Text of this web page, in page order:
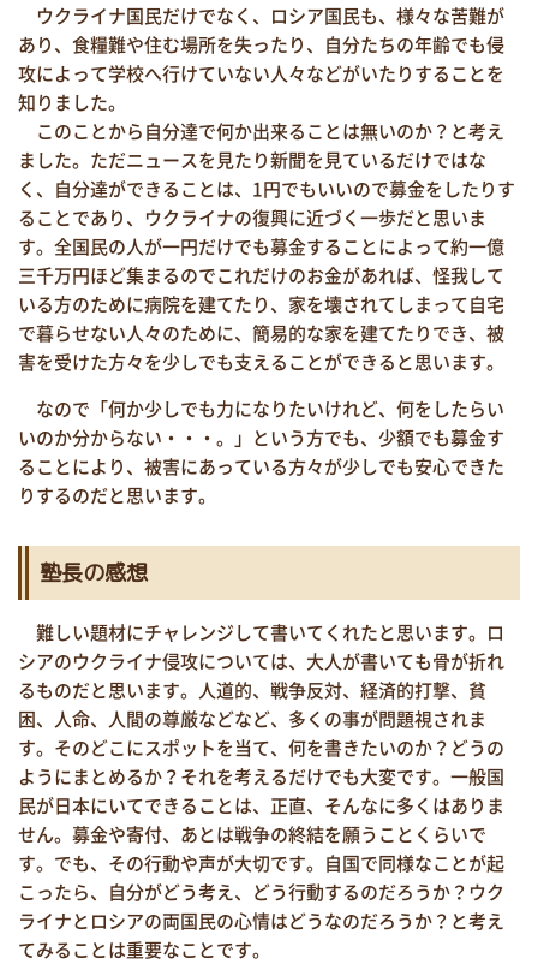
ウクライナ国民だけでなく、ロシア国民も、様々な苦難が
あり、食糧難や住む場所を失ったり、自分たちの年齢でも侵
攻によって学校へ行けていない人々などがいたりすることを
知りました。
このことから自分達で何か出来ることは無いのか？と考え
ました。ただニュースを見たり新聞を見ているだけではな
く、自分達ができることは、1円でもいいので募金をしたりす
ることであり、ウクライナの復興に近づく一歩だと思いま
す。全国民の人が一円だけでも募金することによって約一億
三千万円ほど集まるのでこれだけのお金があれば、怪我して
いる方のために病院を建てたり、家を壊されてしまって自宅
で暮らせない人々のために、簡易的な家を建てたりでき、被
害を受けた方々を少しでも支えることができると思います。
なので「何か少しでも力になりたいけれど、何をしたらい
いのか分からない・・・。」という方でも、少額でも募金す
ることにより、被害にあっている方々が少しでも安心できた
りするのだと思います。
塾長の感想
難しい題材にチャレンジして書いてくれたと思います。ロ
シアのウクライナ侵攻については、大人が書いても骨が折れ
るものだと思います。人道的、戦争反対、経済的打撃、貧
困、人命、人間の尊厳などなど、多くの事が問題視されま
す。そのどこにスポットを当て、何を書きたいのか？どうの
ようにまとめるか？それを考えるだけでも大変です。一般国
民が日本にいてできることは、正直、そんなに多くはありま
せん。募金や寄付、あとは戦争の終結を願うことくらいで
す。でも、その行動や声が大切です。自国で同様なことが起
こったら、自分がどう考え、どう行動するのだろうか？ウク
ライナとロシアの両国民の心情はどうなのだろうか？と考え
てみることは重要なことです。